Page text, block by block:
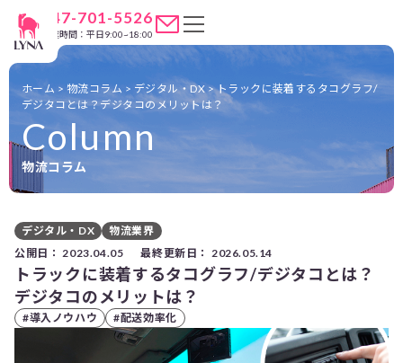
047-701-5526
営業時間：平日9:00~18:00
Column
物流コラム
ホーム > 物流コラム > デジタル・DX>トラックに装着するタコグラフ/
デジタコとは？デジタコのメリットは？
デジタル・DX
物流業界
公開日： 2023.04.05 最終更新日： 2026.05.14
トラックに装着するタコグラフ/デジタコとは？
デジタコのメリットは？
#導入ノウハウ #配送効率化